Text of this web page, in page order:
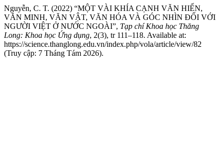
Nguyễn, C. T. (2022) “MỘT VÀI KHÍA CẠNH VĂN HIẾN,
VĂN MINH, VĂN VẬT, VĂN HÓA VÀ GÓC NHÌN ĐỐI VỚI
NGƯỜI VIỆT Ở NƯỚC NGOÀI”, Tạp chí Khoa học Thăng
Long: Khoa học Ứng dụng, 2(3), tr 111–118. Available at:
https://science.thanglong.edu.vn/index.php/vola/article/view/82
(Truy cập: 7 Tháng Tám 2026).